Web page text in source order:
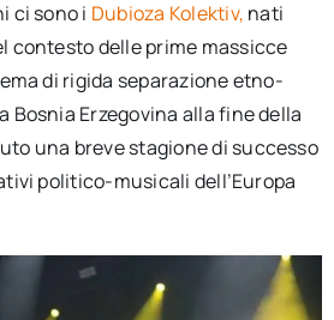
ci sono i Dubioza Kolektiv, nati
contesto delle prime massicce
di rigida separazione etno-
Bosnia Erzegovina alla fine della
una breve stagione di successo
politico-musicali dell’Europa